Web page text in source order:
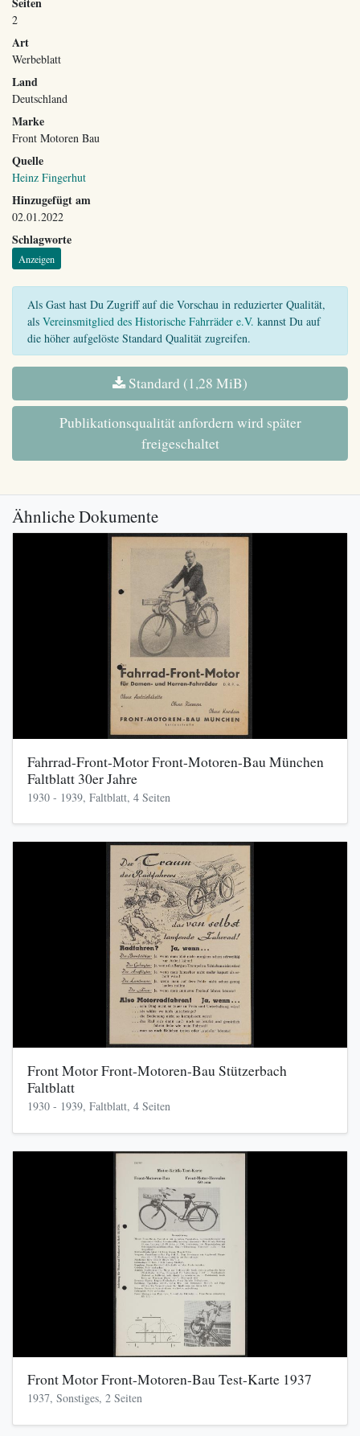
2
Art
Werbeblatt
Land
Deutschland
Marke
Front Motoren Bau
Quelle
Heinz Fingerhut
Hinzugefügt am
02.01.2022
Schlagworte
Anzeigen
Als Gast hast Du Zugriff auf die Vorschau in reduzierter Qualität,
als Vereinsmitglied des Historische Fahrräder e.V. kannst Du auf
die höher aufgelöste Standard Qualität zugreifen.
Standard (1,28 MiB)
Publikationsqualität anfordern wird später
freigeschaltet
Ähnliche Dokumente
Fahrrad-Front-Motor Front-Motoren-Bau München
Faltblatt 30er Jahre
1930 - 1939, Faltblatt, 4 Seiten
Front Motor Front-Motoren-Bau Stützerbach
Faltblatt
1930 - 1939, Faltblatt, 4 Seiten
Front Motor Front-Motoren-Bau Test-Karte 1937
1937, Sonstiges, 2 Seiten